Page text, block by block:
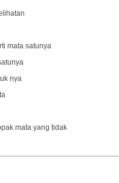
mata satunya
nya
mata yang tidak